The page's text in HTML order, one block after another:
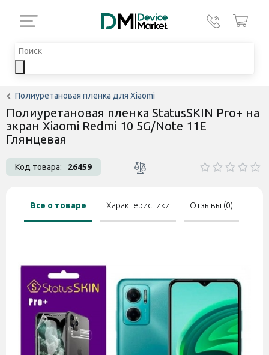
Полиуретановая пленка для Xiaomi
Полиуретановая пленка StatusSKIN Pro+ на
экран Xiaomi Redmi 10 5G/Note 11E
Глянцевая
Код товара: 26459
Все о товаре Характеристики Отзывы (0)